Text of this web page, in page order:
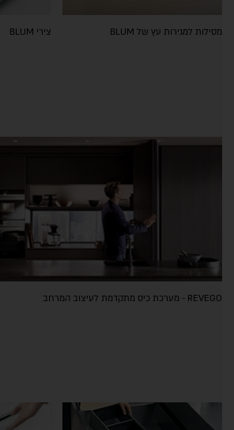
מסילות למגירות עץ של BLUM צירי BLUM
REVEGO - מערכת כיס מתקדמת לעיצוב המרחב